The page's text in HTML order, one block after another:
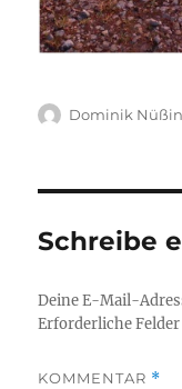
Autor
Dominik
Schreibe
Deine E-Mail-
Erforderliche
KOMMENTAR *